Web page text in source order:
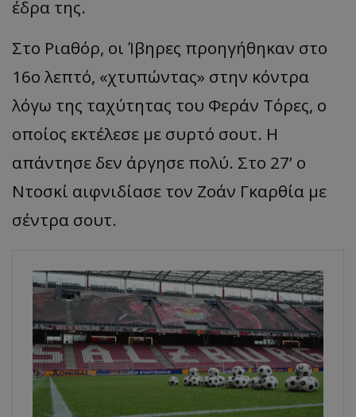
έδρα της.
Στο Ριαθόρ, οι Ίβηρες προηγήθηκαν στο
16ο λεπτό, «χτυπώντας» στην κόντρα
λόγω της ταχύτητας του Φεράν Τόρες, ο
οποίος εκτέλεσε με συρτό σουτ. Η
απάντησε δεν άργησε πολύ. Στο 27’ ο
Ντοσκί αιφνιδίασε τον Ζοάν Γκαρθία με
σέντρα σουτ.